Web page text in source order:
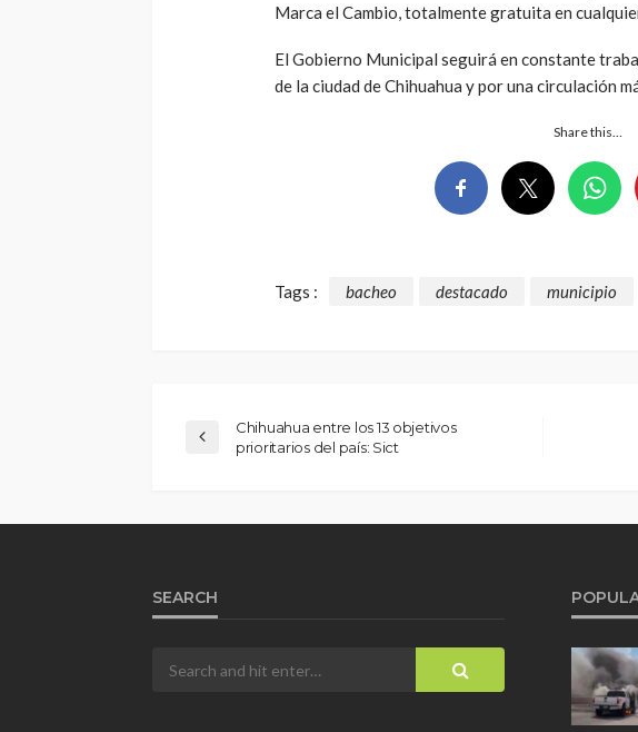
Marca el Cambio, totalmente gratuita en
El Gobierno Municipal seguirá en constante
de la ciudad de Chihuahua y por una circulación
Share this…
Tags : bacheo destacado municipio
Chihuahua entre los 13 objetivos
prioritarios del país: Sict
SEARCH